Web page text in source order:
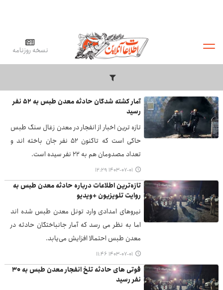
نسخه روزنامه
آمار کشته شدگان حادثه معدن طبس به ۵۲ نفر
رسید
تازه ترین اخبار از انفجار در معدن زغال سنگ طبس
حاکی است که تاکنون ۵۲ نفر جان باخته اند و
تعداد مصدومان هم به ۲۲ نفر سیده است.
۱۴۰۳-۰۷-۰۱ ۱۲:۲۹
تازه‌ترین اطلاعات درباره حادثه معدن طبس به
روایت تلویزیون +ویدیو
نیروهای امدادی وارد تونل معدن طبس شده اند
اما به نظر می رسد که آمار جانباختگان حادثه در
معدن طبس احتمالا افزایش می‌یابد.
۱۴۰۳-۰۷-۰۱ ۱۱:۴۶
فوتی های حادثه تلخ انفجار معدن طبس به ۳۰
نفر رسید